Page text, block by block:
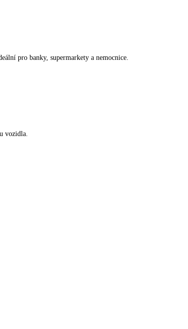
pro banky, supermarkety a nemocnice.
vozidla.